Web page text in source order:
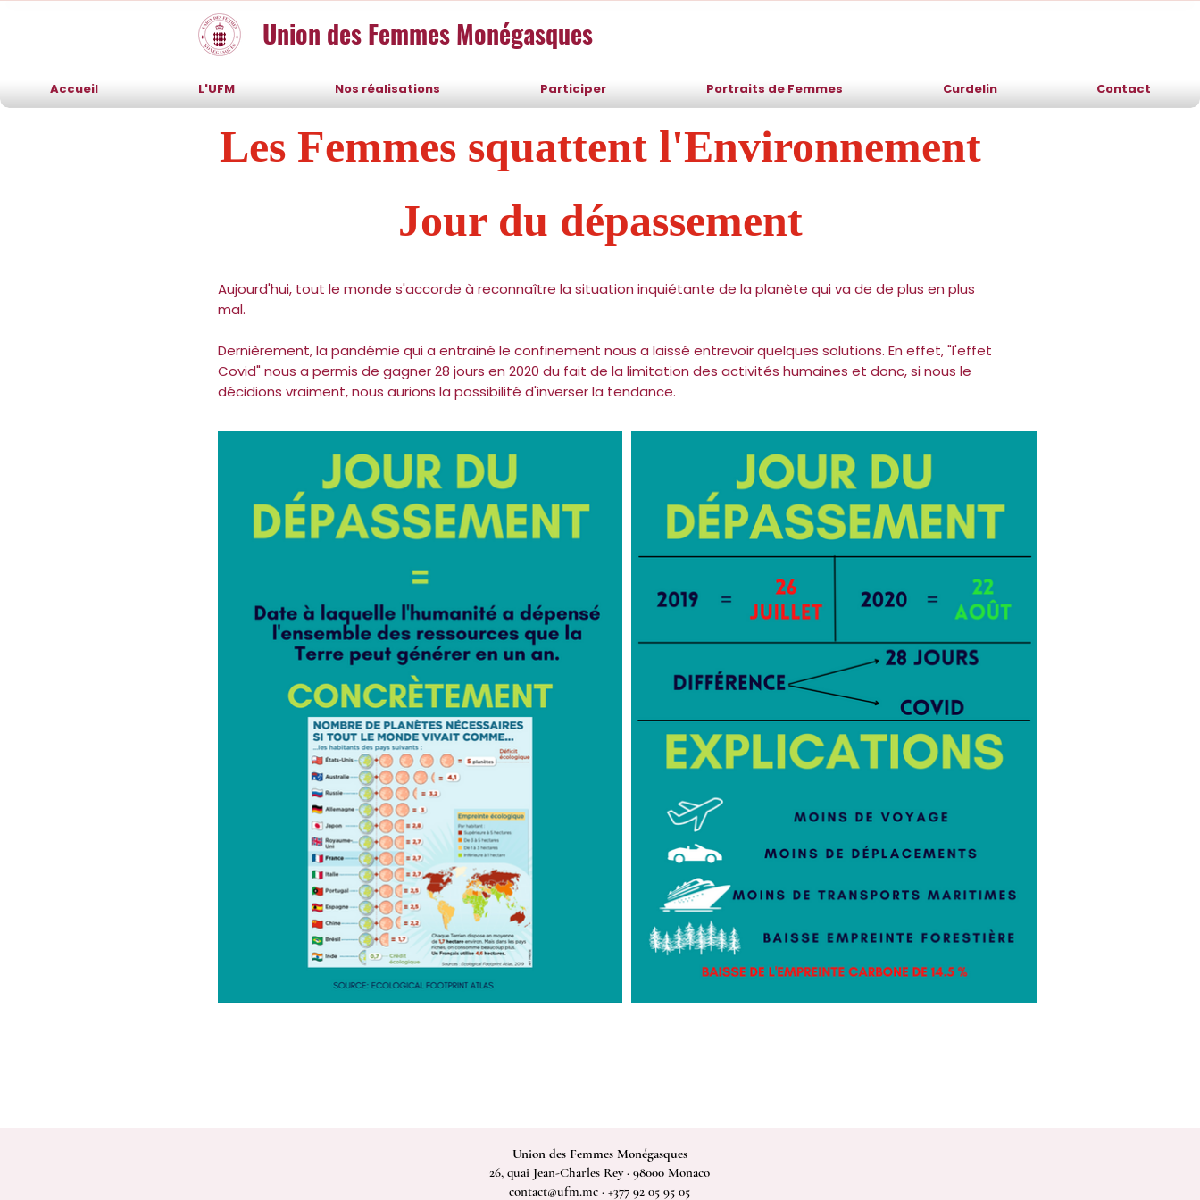
Union des Femmes Monégasques
Accueil L'UFM Nos réalisations Participer Portraits de Femmes Curdelin Contact
Les Femmes squattent l'Environnement
Jour du dépassement
Aujourd'hui, tout le monde s'accorde à reconnaître la situation inquiétante de la planète qui va de de plus en plus
mal.
Dernièrement, la pandémie qui a entrainé le confinement nous a laissé entrevoir quelques solutions. En effet, "l'effet
Covid" nous a permis de gagner 28 jours en 2020 du fait de la limitation des activités humaines et donc, si nous le
décidions vraiment, nous aurions la possibilité d'inverser la tendance.
Union des Femmes Monégasques
26, quai Jean-Charles Rey · 98000 Monaco
contact@ufm.mc · +377 92 05 95 05